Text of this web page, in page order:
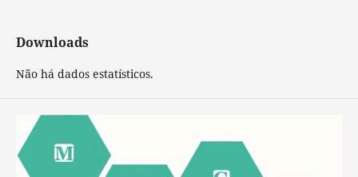
Downloads
Não há dados estatísticos.